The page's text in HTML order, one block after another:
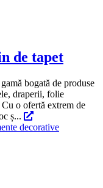
de tapet
bogată de produse
draperii, folie
o ofertă extrem de
ș...